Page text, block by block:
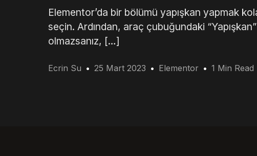
Elementor’da bir bölümü yapışkan yapmak
seçin. Ardından, araç çubuğundaki
olmazsanız, […]
Ecrin Su 25 Mart 2023 Elementor 1 Min Read